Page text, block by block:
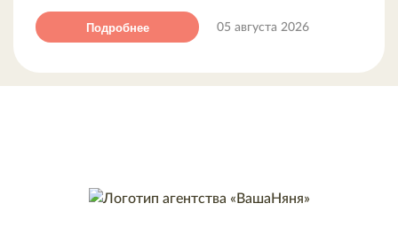
Подробнее 05 августа 2026